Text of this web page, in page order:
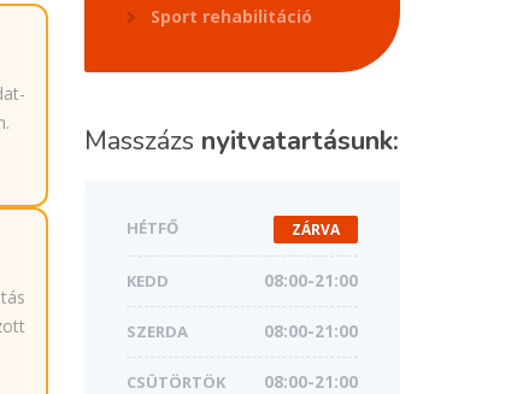
Sport rehabilitáció
Masszázs nyitvatartásunk:
HÉTFŐ ZÁRVA
KEDD 08:00-21:00
SZERDA 08:00-21:00
CSÜTÖRTÖK 08:00-21:00